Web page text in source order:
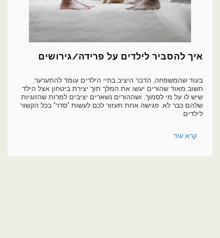
איך להסביר לילדים על פרידה/גירושים
בעוד שהמשפחה, הדבר היציב בחיי הילדים עומד להתערער,
חשוב מאוד שהורים יעשו את המלך תוך יצירת ביטחון אצל הילד
שיש לו על מי לסמוך, ושההורים נשארים יציבים למרות שהזוגיות
שלהם כבר לא. פגישה אחת תעזור לכם לעשות "סדר" בכל הקשור
לילדים.
קרא עוד